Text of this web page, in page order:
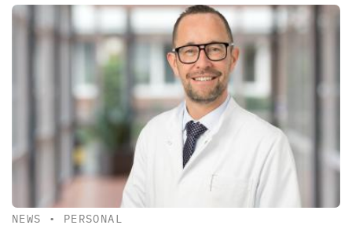
NEWS • PERSONAL